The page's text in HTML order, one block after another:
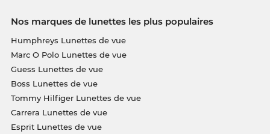
Nos marques de lunettes les plus populaires
Humphreys Lunettes de vue
Marc O Polo Lunettes de vue
Guess Lunettes de vue
Boss Lunettes de vue
Tommy Hilfiger Lunettes de vue
Carrera Lunettes de vue
Esprit Lunettes de vue